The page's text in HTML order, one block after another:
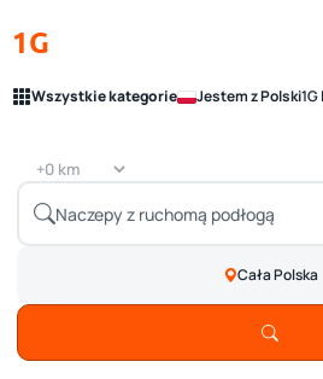
1G
Wszystkie kategorie Jestem z Polski
Cała Polska